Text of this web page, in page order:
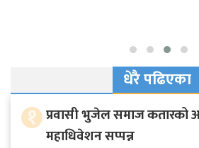
धेरै पढिएका
१ प्रवासी भुजेल समाज कतारको
महाधिवेशन सप्पन्न